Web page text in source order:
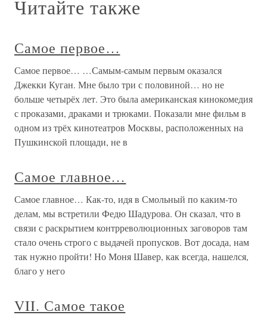
Читайте также
Самое первое…
Самое первое… …Самым-самым первым оказался
Джекки Куган. Мне было три с половиной… но не
больше четырёх лет. Это была американская кинокомедия
с проказами, драками и трюками. Показали мне фильм в
одном из трёх кинотеатров Москвы, расположенных на
Пушкинской площади, не в
Самое главное…
Самое главное… Как-то, идя в Смольный по каким-то
делам, мы встретили Федю Шадурова. Он сказал, что в
связи с раскрытием контрреволюционных заговоров там
стало очень строго с выдачей пропусков. Вот досада, нам
так нужно пройти! Но Моня Шавер, как всегда, нашелся,
благо у него
VII. Самое такое